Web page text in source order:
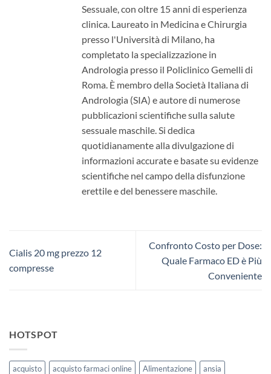
Sessuale, con oltre 15 anni di esperienza
clinica. Laureato in Medicina e Chirurgia
presso l'Università di Milano, ha
completato la specializzazione in
Andrologia presso il Policlinico Gemelli di
Roma. È membro della Società Italiana di
Andrologia (SIA) e autore di numerose
pubblicazioni scientifiche sulla salute
sessuale maschile. Si dedica
quotidianamente alla divulgazione di
informazioni accurate e basate su evidenze
scientifiche nel campo della disfunzione
erettile e del benessere maschile.
Cialis 20 mg prezzo 12
compresse
Confronto Costo per Dose:
Quale Farmaco ED è Più
Conveniente
HOTSPOT
acquisto acquisto farmaci online Alimentazione
ansia